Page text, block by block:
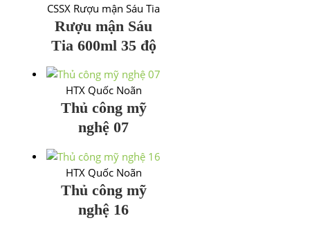
CSSX Rượu mận Sáu Tia
Rượu mận Sáu
Tia 600ml 35 độ
HTX Quốc Noãn
Thủ công mỹ
nghệ 07
HTX Quốc Noãn
Thủ công mỹ
nghệ 16